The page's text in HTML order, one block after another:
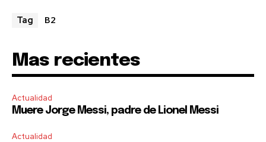
Tag B2
Mas recientes
Actualidad
Muere Jorge Messi, padre de Lionel Messi
Actualidad